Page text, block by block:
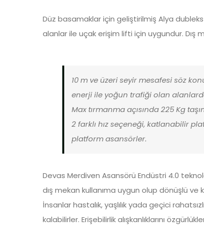
Düz basamaklar için geliştirilmiş Alya
alanlar ile uçak erişim lifti için uygundur. Dış
10 m ve üzeri seyir mesafesi söz
enerji ile yoğun trafiği olan
Max tırmanma açısında 225 Kg
2 farklı hız seçeneği, katlanabilir
platform asansörler.
Devas Merdiven Asansörü Endüstri 4.0
dış mekan kullanıma uygun olup dönüşlü ve
İnsanlar hastalık, yaşlılık yada geçici
kalabilirler. Erişebilirlik alışkanlıklarını